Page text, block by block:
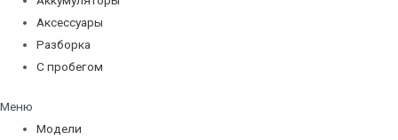
Аксессуары
Разборка
С пробегом
Меню
Модели